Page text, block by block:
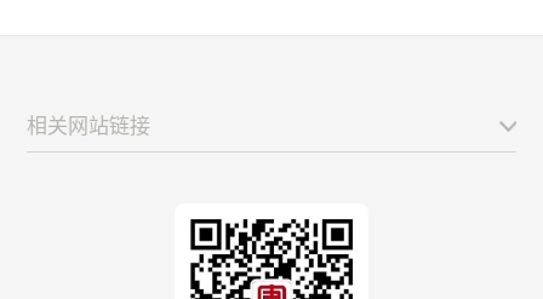
相关网站链接